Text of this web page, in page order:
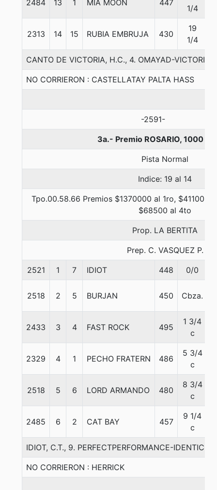
2484 13 1 MIA MOON 447
1/4
2313 14 15 RUBIA EMBRUJA 430
19
1/4
CANTO DE VICTORIA, H.C., 4. OMAYAD-VICTORIA
NO CORRIERON : CASTELLATAY PALTA HASS
-2591-
3a.- Premio ROSARIO, 1000
Pista Normal
Indice: 19 al 14
Tpo.00.58.66 Premios $1370000 al 1ro, $411000
$68500 al 4to
Prop. LA BERTITA
Prep. C. VASQUEZ P.
2521 1 7 IDIOT 448 0/0
2518 2 5 BURJAN 450 Cbza.
2433 3 4 FAST ROCK 495
1 3/4
c
2329 4 1 PECHO FRATERN 486
5 3/4
c
2518 5 6 LORD ARMANDO 480
8 3/4
c
2485 6 2 CAT BAY 457
9 1/4
c
IDIOT, C.T., 9. PERFECTPERFORMANCE-IDENTIC-
NO CORRIERON : HERRICK